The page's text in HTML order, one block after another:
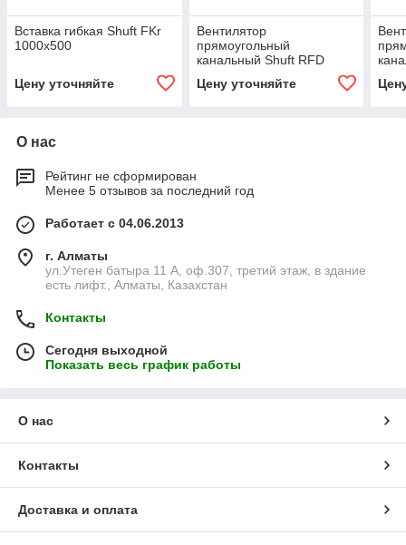
Вставка гибкая Shuft FKr
1000x500
Цену уточняйте
Вентилятор
прямоугольный
канальный Shuft RFD
Цену уточняйте
О нас
Рейтинг не сформирован
Менее 5 отзывов за последний год
Работает с 04.06.2013
г. Алматы
ул.Утеген батыра 11 А, оф.307, третий этаж, в здание
есть лифт., Алматы, Казахстан
Контакты
Сегодня выходной
Показать весь график работы
О нас
Контакты
Доставка и оплата